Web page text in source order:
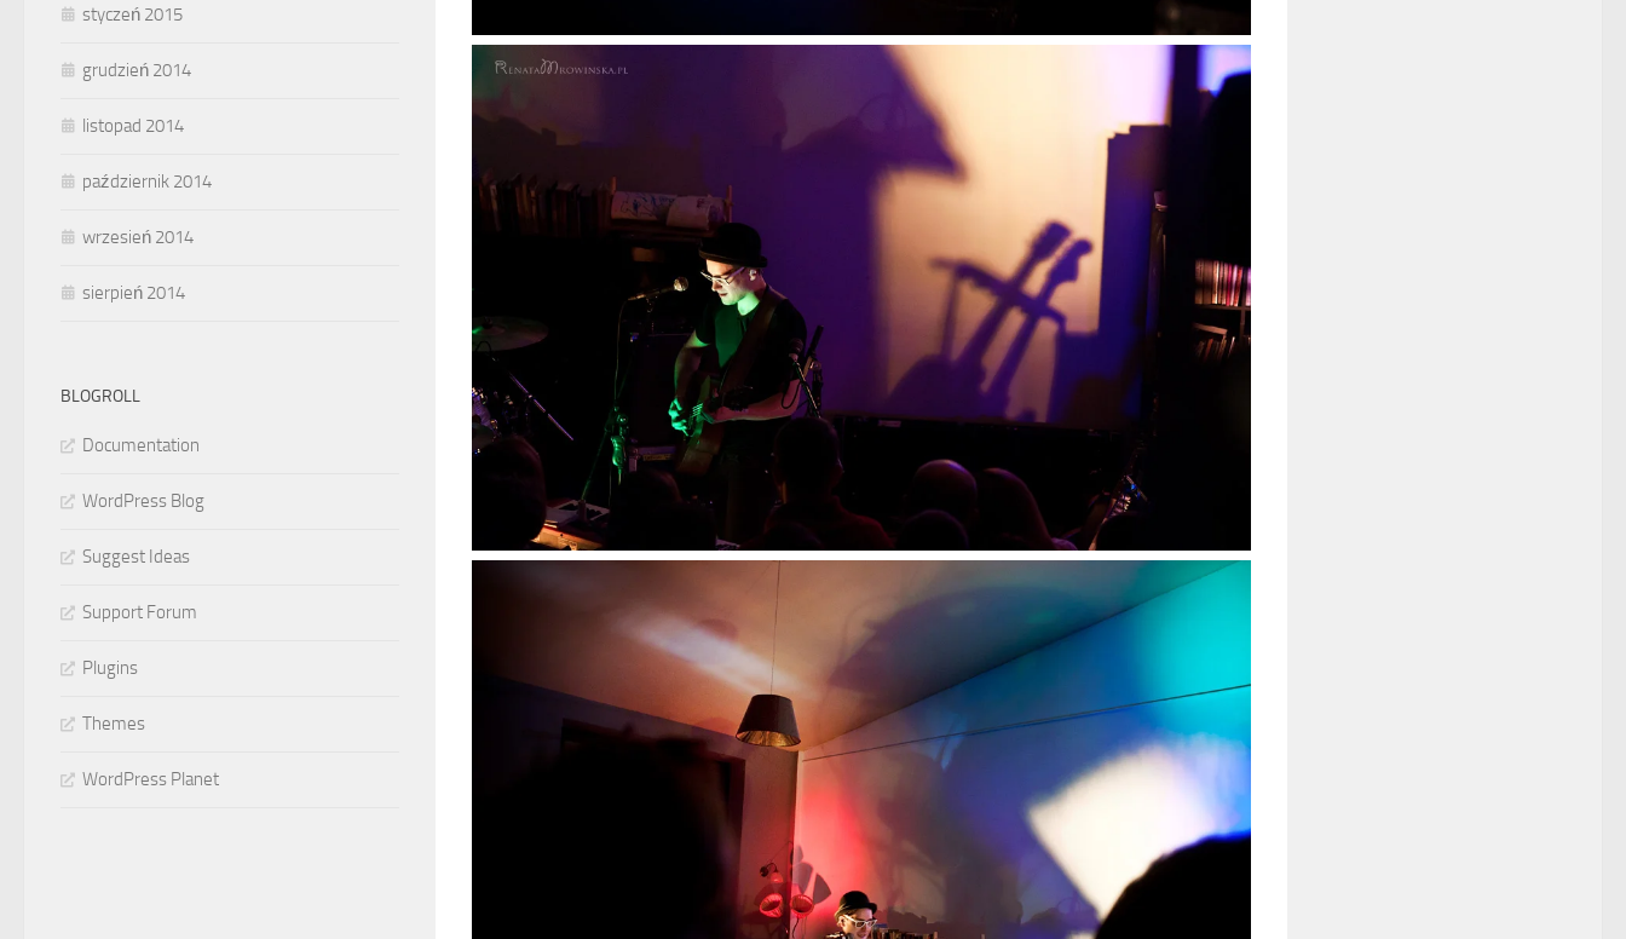
styczeń 2015
grudzień 2014
listopad 2014
październik 2014
wrzesień 2014
sierpień 2014
BLOGROLL
Documentation
WordPress Blog
Suggest Ideas
Support Forum
Plugins
Themes
WordPress Planet